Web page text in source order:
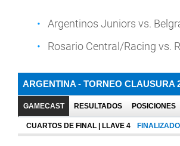
Argentinos Juniors vs.
Rosario Central/Racing vs.